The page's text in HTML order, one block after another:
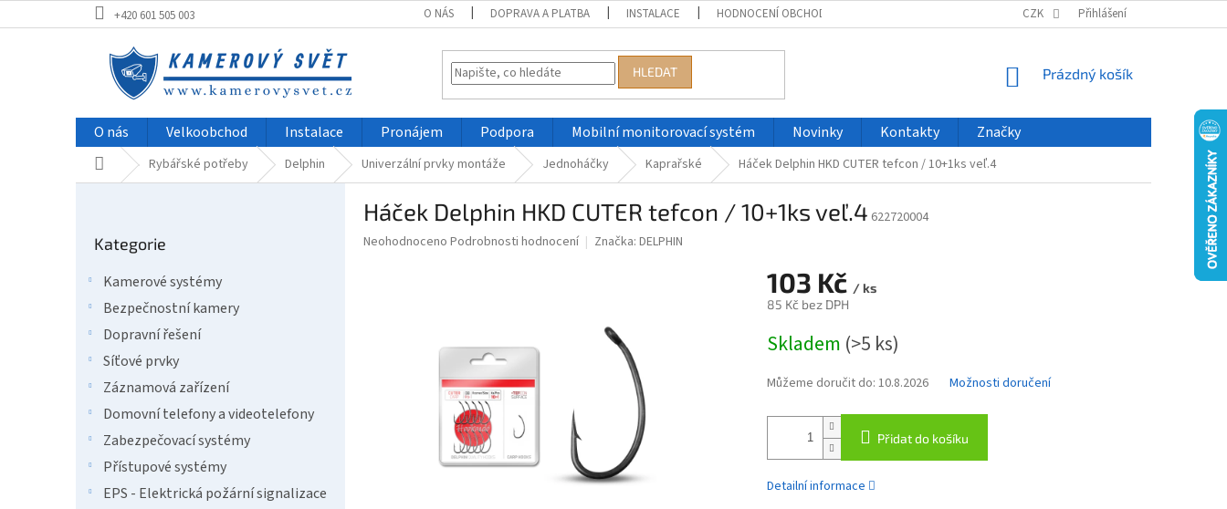
na
+420 601 505 003 O NÁS DOPRAVA A PLATBA INSTALACE HODNOCENÍ OBCHODU VELKOOBCHOD ČASTO KLADENÉ DOTAZY
CZK Přihlášení
HLEDAT
NÁKUPNÍ
Prázdný košík
O nás Velkoobchod Instalace Pronájem Podpora Mobilní monitorovací systém Novinky Kontakty Značky
Domů Rybářské potřeby Delphin Univerzální prvky montáže Jednoháčky Kaprařské Háček Delphin HKD CUTER tefcon / 10+1ks veľ.4
kategorie
Kategorie
Kamerové systémy
Bezpečnostní kamery
Dopravní řešení
Síťové prvky
Záznamová zařízení
Domovní telefony a videotelefony
Zabezpečovací systémy
Přístupové systémy
EPS - Elektrická požární signalizace
Háček Delphin HKD CUTER tefcon / 10+1ks veľ.4 622720004
Průměrné
Neohodnoceno Podrobnosti hodnocení Značka: DELPHIN
103 Kč / ks
85 Kč bez DPH
cena:
Skladem (>5 ks)
Můžeme doručit do: 10.8.2026 Možnosti doručení
Přidat do košíku
Detailní informace